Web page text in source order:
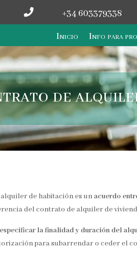
 +34 603379338
Inicio
Info para
de
de habitación es un acuerdo
del contrato de alquiler de
especificar la finalidad y duración del
para subarrendar o ceder el